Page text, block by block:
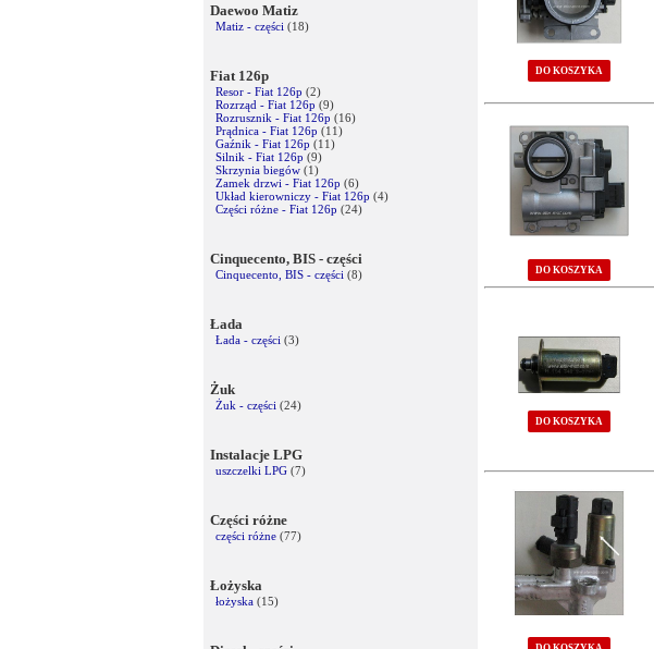
Daewoo Matiz
Matiz - części (18)
Fiat 126p
Resor - Fiat 126p (2)
Rozrząd - Fiat 126p (9)
Rozrusznik - Fiat 126p (16)
Prądnica - Fiat 126p (11)
Gaźnik - Fiat 126p (11)
Silnik - Fiat 126p (9)
Skrzynia biegów (1)
Zamek drzwi - Fiat 126p (6)
Układ kierowniczy - Fiat 126p (4)
Części różne - Fiat 126p (24)
Cinquecento, BIS - części
Cinquecento, BIS - części (8)
Łada
Łada - części (3)
Żuk
Żuk - części (24)
Instalacje LPG
uszczelki LPG (7)
Części różne
części różne (77)
Łożyska
łożyska (15)
DO KOSZYKA
DO KOSZYKA
DO KOSZYKA